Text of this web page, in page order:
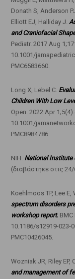
Donath S, Anderson
Elliott EJ, Halliday J.
and Craniofacial
Pediatr. 2017 Aug
10.1001/
PMC6583660.
Long X, Lebel C.
Children With Low
Open. 2022 Apr
10.1001/
PMC8984786.
NIH: National Institute
(διαβάστηκε στις
Koehlmoos TP, Lee
spectrum disorders
workshop report.BMC
10.1186/s12919-023-
PMC10426045.
Wozniak JR, Riley EP,
and management of